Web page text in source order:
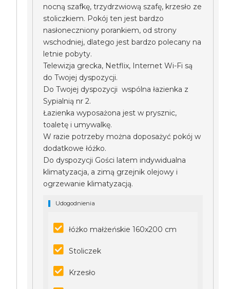
nocną szafkę, trzydrzwiową szafę, krzesło ze
stoliczkiem. Pokój ten jest bardzo
nasłoneczniony porankiem, od strony
wschodniej, dlatego jest bardzo polecany na
letnie pobyty.
Telewizja grecka, Netflix, Internet Wi-Fi są
do Twojej dyspozycji.
Do Twojej dyspozycji wspólna łazienka z
Sypialnią nr 2.
Łazienka wyposażona jest w prysznic,
toaletę i umywalkę.
W razie potrzeby można doposażyć pokój w
dodatkowe łóżko.
Do dyspozycji Gości latem indywidualna
klimatyzacja, a zimą grzejnik olejowy i
ogrzewanie klimatyzacją.
Udogodnienia
łóżko małżeńskie 160x200 cm
Stoliczek
Krzesło